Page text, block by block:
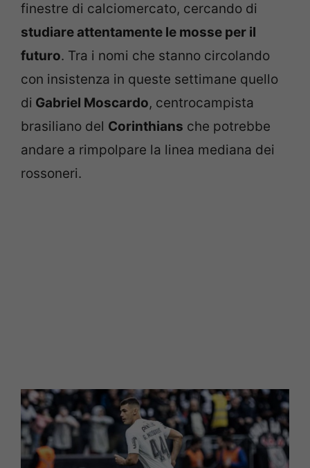
finestre di calciomercato, cercando di
studiare attentamente le mosse per il
futuro. Tra i nomi che stanno circolando
con insistenza in queste settimane quello
di Gabriel Moscardo, centrocampista
brasiliano del Corinthians che potrebbe
andare a rimpolpare la linea mediana dei
rossoneri.